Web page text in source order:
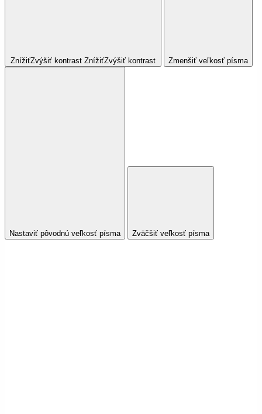
ZnížiťZvýšiť kontrast ZnížiťZvýšiť kontrast Zmenšiť veľkosť písma
Nastaviť pôvodnú veľkosť písma Zväčšiť veľkosť písma